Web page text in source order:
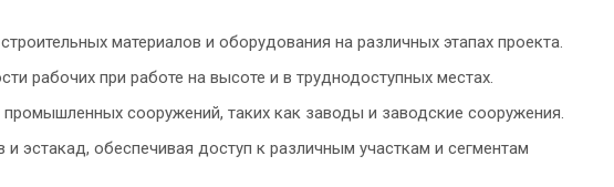
материалов и оборудования на различных этапах проекта.
рабочих при работе на высоте и в труднодоступных местах.
сооружений, таких как заводы и заводские сооружения.
эстакад, обеспечивая доступ к различным участкам и сегментам